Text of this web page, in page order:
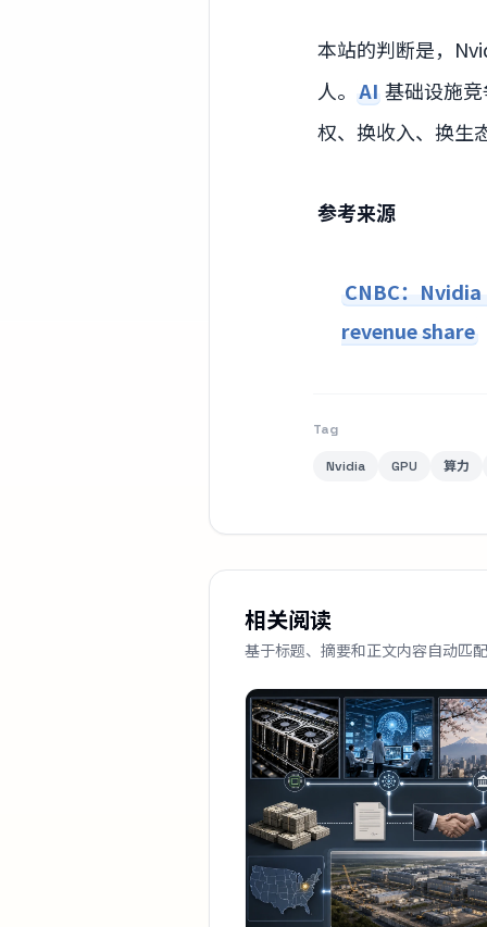
本站的判断是，
人。 AI 基础设施
权、换收入、换生
参考来源
CNBC：
revenue share
Tag
Nvidia GPU 算力
相关阅读
基于标题、摘要和正文内容自动匹